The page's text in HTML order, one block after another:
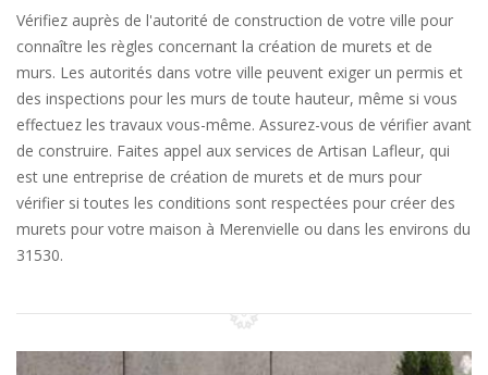
Vérifiez auprès de l'autorité de construction de votre ville pour
connaître les règles concernant la création de murets et de
murs. Les autorités dans votre ville peuvent exiger un permis et
des inspections pour les murs de toute hauteur, même si vous
effectuez les travaux vous-même. Assurez-vous de vérifier avant
de construire. Faites appel aux services de Artisan Lafleur, qui
est une entreprise de création de murets et de murs pour
vérifier si toutes les conditions sont respectées pour créer des
murets pour votre maison à Merenvielle ou dans les environs du
31530.